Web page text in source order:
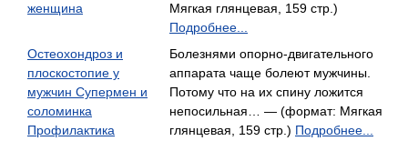
женщина
Мягкая глянцевая, 159 стр.)
Подробнее...
Остеохондроз и
плоскостопие у
мужчин Супермен и
соломинка
Профилактика
Болезнями опорно-двигательного
аппарата чаще болеют мужчины.
Потому что на их спину ложится
непосильная… — (формат: Мягкая
глянцевая, 159 стр.) Подробнее...